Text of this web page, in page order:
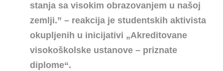
stanja sa visokim obrazovanjem u našoj
zemlji.” – reakcija je studentskih aktivista
okupljenih u inicijativi „Akreditovane
visokoškolske ustanove – priznate
diplome“.